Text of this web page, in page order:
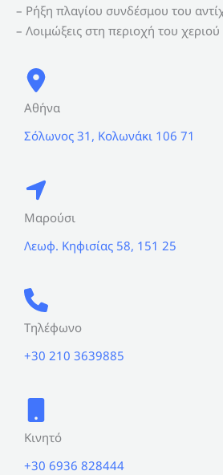
– Ρήξη πλαγίου συνδέσμου του
– Λοιμώξεις στη περιοχή του χεριού
Αθήνα
Σόλωνος 31, Κολωνάκι 106 71
Μαρούσι
Λεωφ. Κηφισίας 58, 151 25
Τηλέφωνο
+30 210 3639885
Κινητό
+30 6936 828444